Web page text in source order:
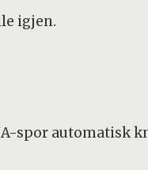
igjen.
spor automatisk